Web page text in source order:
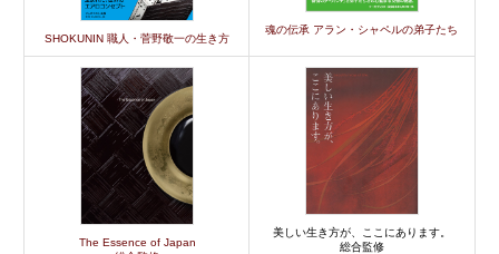
SHOKUNIN 職人・菅野敬一の生き方
魂の伝承 アラン・シャペルの弟子たち
The Essence of Japan
美しい生き方が、ここにあります。
総合監修